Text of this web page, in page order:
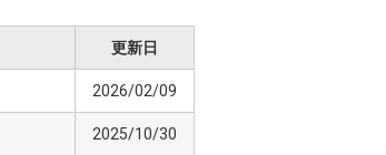
更新日
2026/02/09
2025/10/30